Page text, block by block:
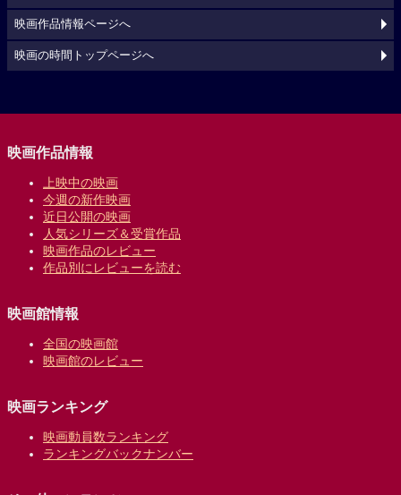
映画作品情報ページへ
映画の時間トップページへ
映画作品情報
上映中の映画
今週の新作映画
近日公開の映画
人気シリーズ＆受賞作品
映画作品のレビュー
作品別にレビューを読む
映画館情報
全国の映画館
映画館のレビュー
映画ランキング
映画動員数ランキング
ランキングバックナンバー